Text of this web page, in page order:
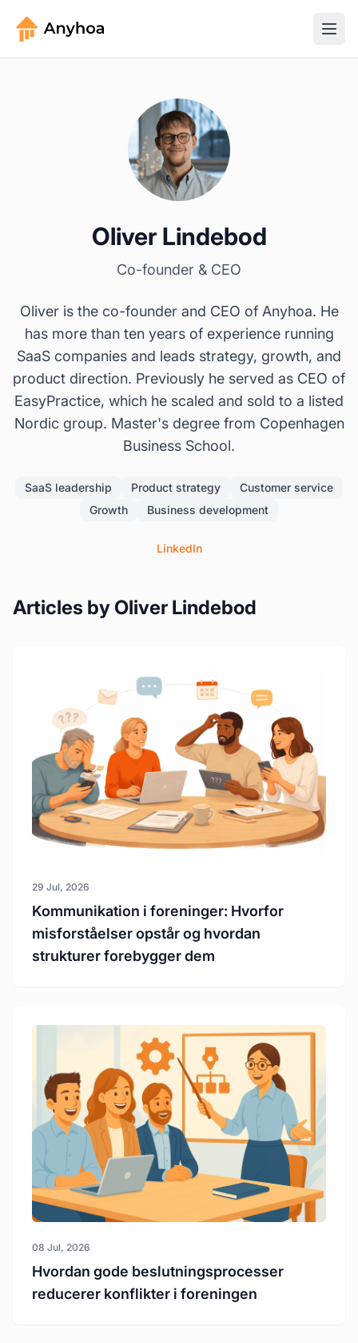
Oliver Lindebod
Co-founder & CEO
Oliver is the co-founder and CEO of Anyhoa. He
has more than ten years of experience running
SaaS companies and leads strategy, growth, and
product direction. Previously he served as CEO of
EasyPractice, which he scaled and sold to a listed
Nordic group. Master's degree from Copenhagen
Business School.
SaaS leadership Product strategy
Customer service
Growth
Business development
LinkedIn
Articles by Oliver Lindebod
29 Jul, 2026
Kommunikation i foreninger: Hvorfor
misforståelser opstår og hvordan
strukturer forebygger dem
08 Jul, 2026
Hvordan gode beslutningsprocesser
reducerer konflikter i foreningen